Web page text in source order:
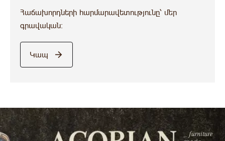
Հաճախորդների հարմարավետությունը՝ մեր
գրավական:
Կապ